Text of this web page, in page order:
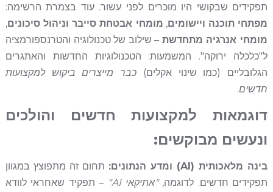
תפקידים שבקושי היו מוכרים לפני עשור. עוד בצמרת הרשימה:
מפתחי תוכנה ויישומים, מומחי אבטחת סייבר וניהול סיכונים,
מומחי אנרגיה מתחדשת – שילוב של טכנולוגיה והטרנספורמציה
ל"כלכלה ירוקה". המשמעות: הטכנולוגיות החדשות והאתגרים
הגלובליים (כמו שינוי אקלים) כבר מייצרים ביקוש למקצועות
חדשים.
דוגמאות למקצועות חדשים והולכים
ונעשים מבוקשים:
בינה מלאכותית (AI) ומדע הנתונים:
תחום זה מתפוצץ במגוון
תפקידים חדשים. לדוגמה,"אתיקאי AI"
– תפקיד שאחראי לוודא